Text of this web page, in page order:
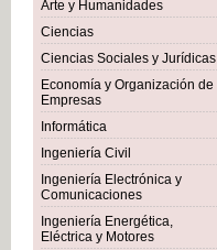
Arte y Humanidades
Ciencias
Ciencias Sociales y Jurídicas
Economía y Organización de
Empresas
Informática
Ingeniería Civil
Ingeniería Electrónica y
Comunicaciones
Ingeniería Energética,
Eléctrica y Motores